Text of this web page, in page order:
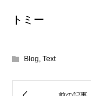
トミー
Blog, Text